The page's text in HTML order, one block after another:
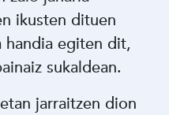
ikusten dituen
handia egiten dit,
sukaldean.
jarraitzen dion